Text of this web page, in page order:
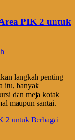
PIK 2 untuk
langkah penting
itu, banyak
dan meja kotak
maupun santai.